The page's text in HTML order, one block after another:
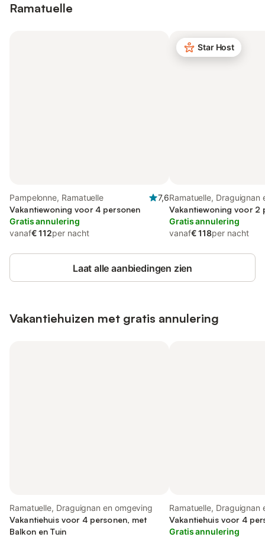
Ramatuelle
Pampelonne, Ramatuelle
7,6
Vakantiewoning voor 4 personen
Gratis annulering
vanaf€ 112per nacht
Star Host
Ramatuelle, Draguignan
omgeving
Vakantiewoning voor 2
Gratis annulering
vanaf€ 118per nacht
Laat alle aanbiedingen zien
Vakantiehuizen met gratis annulering
Ramatuelle, Draguignan en omgeving
Vakantiehuis voor 4 personen, met
Balkon en Tuin
Ramatuelle, Draguignan
Vakantiehuis voor 4
Gratis annulering